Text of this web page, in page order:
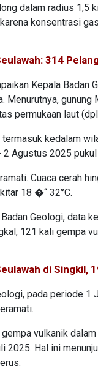
dalam radius 1,5
konsentrasi
314
Kepala Badan
Menurutnya,
permukaan laut
kedalam
Agustus 2025
Cuaca cerah
18 �“ 32°C.
Geologi, data
121 kali gempa
di Singkil,
pada periode
vulkanik
2025. Hal ini